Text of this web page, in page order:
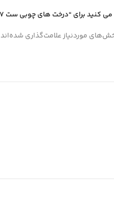
برای “درخت های چوبی ست ۷ تایی”
موردنیاز علامت‌گذاری شده‌اند